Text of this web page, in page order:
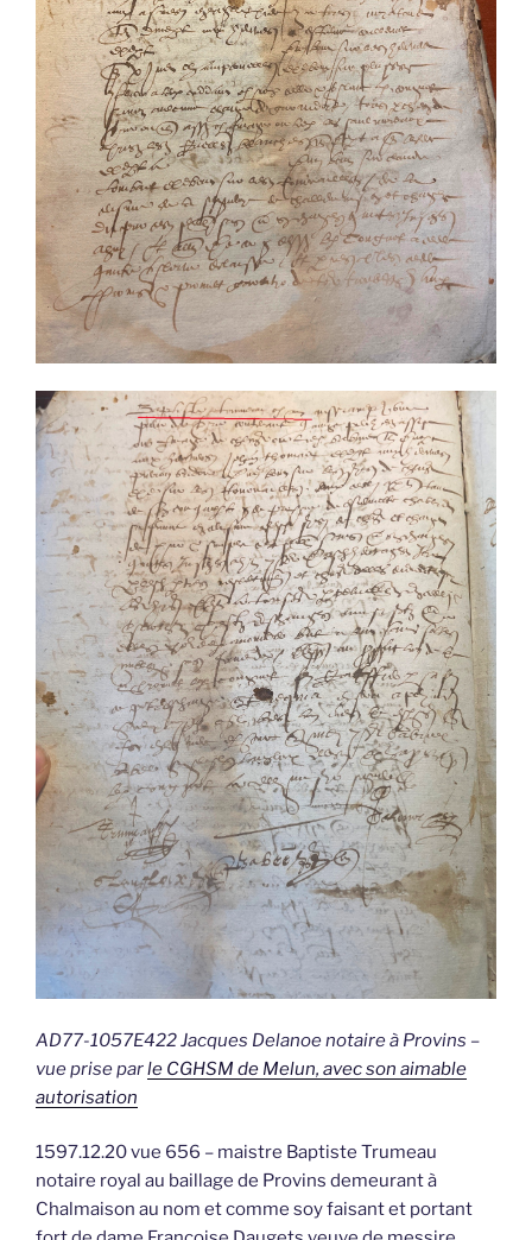
AD77-1057E422 Jacques Delanoe notaire à Provins –
vue prise parle CGHSM de Melun, avec son aimable
autorisation
1597.12.20 vue 656 – maistre Baptiste Trumeau
notaire royal au baillage de Provins demeurant à
Chalmaison au nom et comme soy faisant et portant